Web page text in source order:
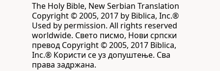
The Holy Bible, New Serbian Translation
Copyright © 2005, 2017 by Biblica, Inc.®
Used by permission. All rights reserved
worldwide. Свето писмо, Нови српски
превод Copyright © 2005, 2017 Biblica,
Inc.® Користи се уз допуштење. Сва
права задржана.